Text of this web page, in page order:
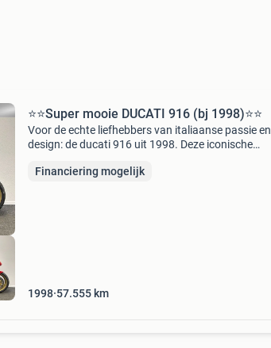
⭐️⭐️Super mooie DUCATI 916 (bj 1998)⭐️⭐️
Voor de echte liefhebbers van italiaanse passie en
design: de ducati 916 uit 1998. Deze iconische
veranderd, maar staat ook bekend als een van de
Financiering mogelijk
1998 57.555 km